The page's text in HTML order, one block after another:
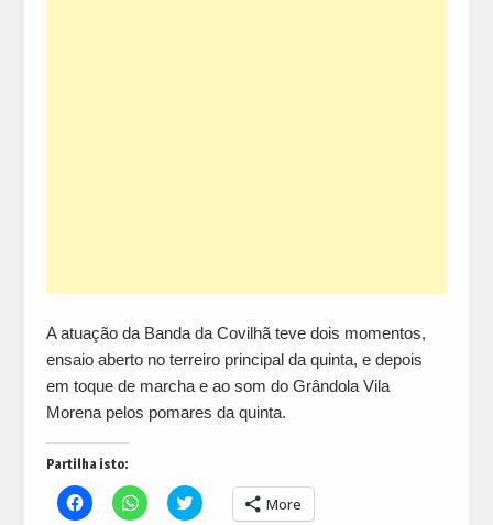
A atuação da Banda da Covilhã teve dois momentos,
ensaio aberto no terreiro principal da quinta, e depois
em toque de marcha e ao som do Grândola Vila
Morena pelos pomares da quinta.
Partilha isto:
Click
to
Click
to
Click
to More